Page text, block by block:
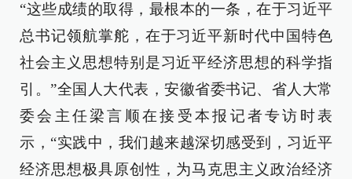
“这些成绩的取得，最根本的一条，在于习近平
总书记领航掌舵，在于习近平新时代中国特色
社会主义思想特别是习近平经济思想的科学指
引。”全国人大代表，安徽省委书记、省人大常
委会主任梁言顺在接受本报记者专访时表
示，“实践中，我们越来越深切感受到，习近平
经济思想极具原创性，为马克思主义政治经济